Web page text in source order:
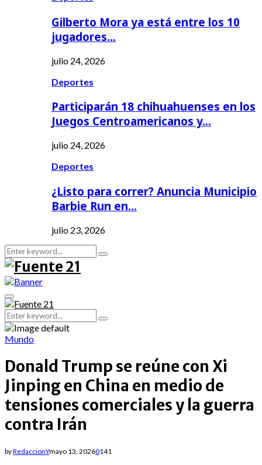
Gilberto Mora ya está entre los 10
jugadores…
julio 24, 2026
Deportes
Participarán 18 chihuahuenses en los
Juegos Centroamericanos y…
julio 24, 2026
Deportes
¿Listo para correr? Anuncia Municipio
Barbie Run en…
julio 23, 2026
Search
for:
Search
Primary
Menu
Search
for:
Search
Mundo
Donald Trump se reúne con Xi
Jinping en China en medio de
tensiones comerciales y la guerra
contra Irán
byRedaccionYmayo 13, 20260141